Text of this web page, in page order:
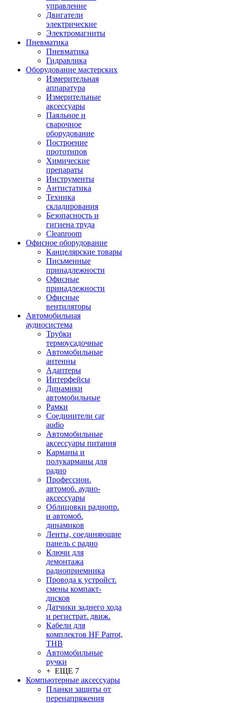
управление
Двигатели
электрические
Электромагниты
Пневматика
Пневматика
Гидравлика
Оборудование мастерских
Измерительная
аппаратура
Измерительные
аксессуары
Паяльное и
сварочное
оборудование
Построение
прототипов
Химические
препараты
Инструменты
Aнтистатика
Техника
складирования
Безопасность и
гигиена труда
Cleanroom
Офисное оборудование
Канцелярские товары
Письменные
принадлежности
Офисные
принадлежности
Офисные
вентиляторы
Автомобильная
аудиосистема
Трубки
термоусадочные
Автомобильные
антенны
Адаптеры
Интерфейсы
Динамики
автомобильные
Рамки
Соединители car
audio
Автомобильные
аксессуары питания
Карманы и
полукарманы для
радио
Профессион.
автомоб. аудио-
аксессуары
Облицовки радиопр.
и автомоб.
динамиков
Ленты, соединяющие
панель с радио
Ключи для
демонтажа
радиоприемника
Провода к устройст.
смены компакт-
дисков
Датчики заднего хода
и регистрат. движ.
Кабели для
комплектов HF Parrot,
THB
Автомобильные
ручки
+ ЕЩЕ 7
Компьютерные аксессуары
Планки защиты от
перенапряжения